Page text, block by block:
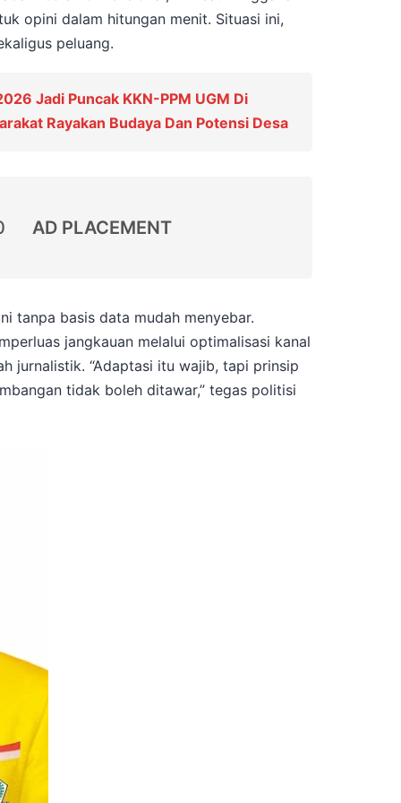
opini dalam hitungan menit. Situasi ini,
peluang.
Jadi Puncak KKN-PPM UGM Di
Rayakan Budaya Dan Potensi Desa
AD PLACEMENT
tanpa basis data mudah menyebar.
jangkauan melalui optimalisasi kanal
jurnalistik. “Adaptasi itu wajib, tapi prinsip
tidak boleh ditawar,” tegas politisi